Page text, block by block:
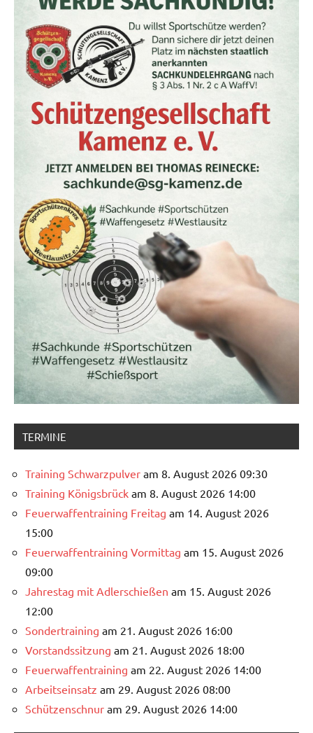
TERMINE
Training Schwarzpulver am 8. August 2026 09:30
Training Königsbrück am 8. August 2026 14:00
Feuerwaffentraining Freitag am 14. August 2026
15:00
Feuerwaffentraining Vormittag am 15. August 2026
09:00
Jahrestag mit Adlerschießen am 15. August 2026
12:00
Sondertraining am 21. August 2026 16:00
Vorstandssitzung am 21. August 2026 18:00
Feuerwaffentraining am 22. August 2026 14:00
Arbeitseinsatz am 29. August 2026 08:00
Schützenschnur am 29. August 2026 14:00